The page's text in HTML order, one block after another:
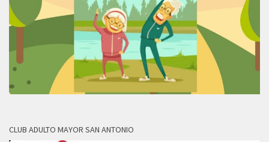
CLUB ADULTO MAYOR SAN ANTONIO